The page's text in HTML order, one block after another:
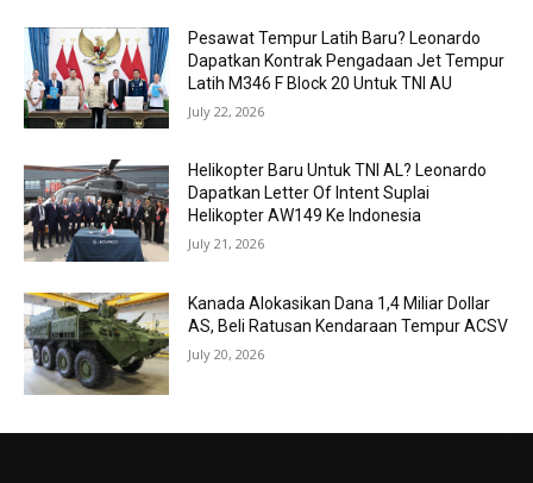
Pesawat Tempur Latih Baru? Leonardo
Dapatkan Kontrak Pengadaan Jet Tempur
Latih M346 F Block 20 Untuk TNI AU
July 22, 2026
Helikopter Baru Untuk TNI AL? Leonardo
Dapatkan Letter Of Intent Suplai
Helikopter AW149 Ke Indonesia
July 21, 2026
Kanada Alokasikan Dana 1,4 Miliar Dollar
AS, Beli Ratusan Kendaraan Tempur ACSV
July 20, 2026